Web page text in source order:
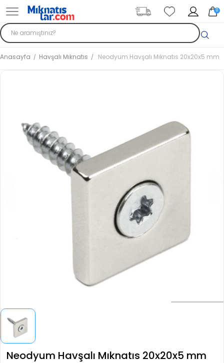
0
Anasayfa Havşalı Mıknatıs Neodyum Havşalı Mıknatıs 20x20x5 mm
Neodyum Havşalı Mıknatıs 20x20x5 mm